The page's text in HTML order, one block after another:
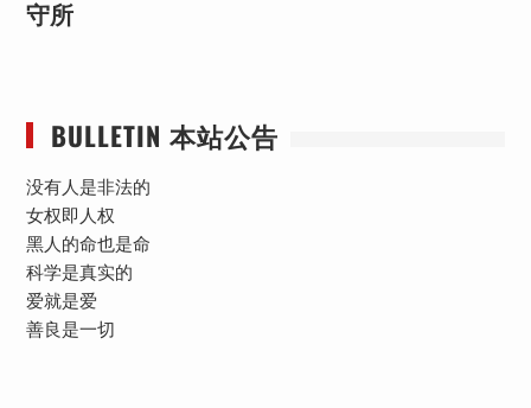
守所
BULLETIN 本站公告
没有人是非法的
女权即人权
黑人的命也是命
科学是真实的
爱就是爱
善良是一切